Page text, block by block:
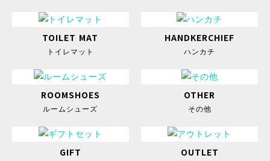
TOILET MAT
トイレマット
HANDKERCHIEF
ハンカチ
ROOMSHOES
ルームシューズ
OTHER
その他
GIFT OUTLET